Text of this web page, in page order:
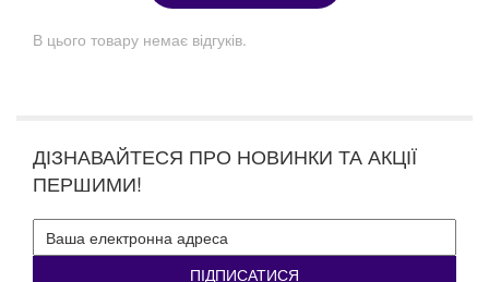
В цього товару немає відгуків.
ДІЗНАВАЙТЕСЯ ПРО НОВИНКИ ТА АКЦІЇ
ПЕРШИМИ!
ПІДПИСАТИСЯ